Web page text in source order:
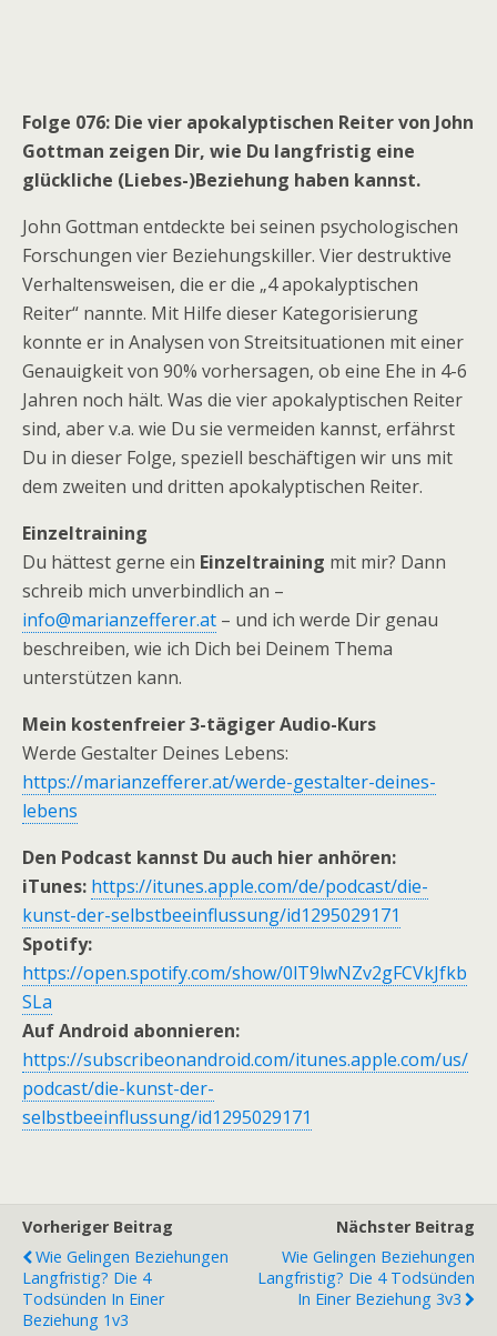
Folge 076: Die vier apokalyptischen Reiter von John
Gottman zeigen Dir, wie Du langfristig eine
glückliche (Liebes-)Beziehung haben kannst.
John Gottman entdeckte bei seinen psychologischen
Forschungen vier Beziehungskiller. Vier destruktive
Verhaltensweisen, die er die „4 apokalyptischen
Reiter“ nannte. Mit Hilfe dieser Kategorisierung
konnte er in Analysen von Streitsituationen mit einer
Genauigkeit von 90% vorhersagen, ob eine Ehe in 4-6
Jahren noch hält. Was die vier apokalyptischen Reiter
sind, aber v.a. wie Du sie vermeiden kannst, erfährst
Du in dieser Folge, speziell beschäftigen wir uns mit
dem zweiten und dritten apokalyptischen Reiter.
Einzeltraining
Du hättest gerne ein Einzeltraining mit mir? Dann
schreib mich unverbindlich an –
info@marianzefferer.at – und ich werde Dir genau
beschreiben, wie ich Dich bei Deinem Thema
unterstützen kann.
Mein kostenfreier 3-tägiger Audio-Kurs
Werde Gestalter Deines Lebens:
https://marianzefferer.at/werde-gestalter-deines-
lebens
Den Podcast kannst Du auch hier anhören:
iTunes: https://itunes.apple.com/de/podcast/die-
kunst-der-selbstbeeinflussung/id1295029171
Spotify:
https://open.spotify.com/show/0lT9lwNZv2gFCVkJfkb
SLa
Auf Android abonnieren:
https://subscribeonandroid.com/itunes.apple.com/us/
podcast/die-kunst-der-
selbstbeeinflussung/id1295029171
Vorheriger Beitrag
Wie Gelingen Beziehungen
Langfristig? Die 4
Todsünden In Einer
Beziehung 1v3
Nächster Beitrag
Wie Gelingen Beziehungen
Langfristig? Die 4 Todsünden
In Einer Beziehung 3v3